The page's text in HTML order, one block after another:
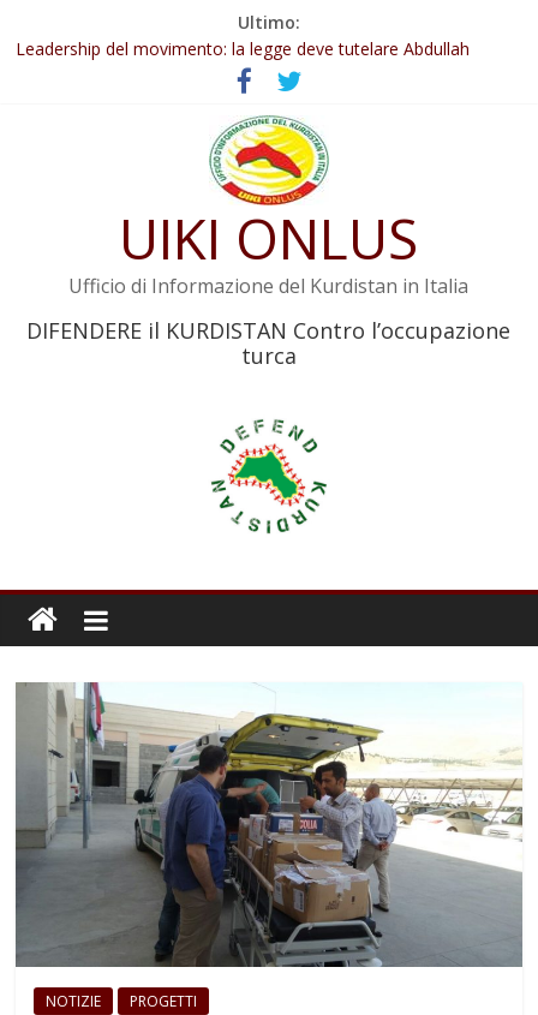
Ultimo:
Abdullah Öcalan: Le legge negativa deve essere trasformata in
legge positiva
Leadership del movimento: la legge deve tutelare Abdullah
Commissione donne del KNK: Şengal è di nuovo sotto minaccia
Non tenere conto della situazione di Rêber Apo ostacolerebbe
Il KNK chiede un’azione internazionale contro i crimini di guerra
UIKI ONLUS
Ufficio di Informazione del Kurdistan in Italia
DIFENDERE il KURDISTAN Contro l’occupazione
turca
NOTIZIE PROGETTI